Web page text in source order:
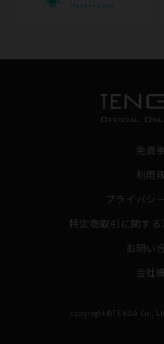
免責
利用
プライバシ
特定商取引に関す
お問い
会社
copyright©TENGA Co.,